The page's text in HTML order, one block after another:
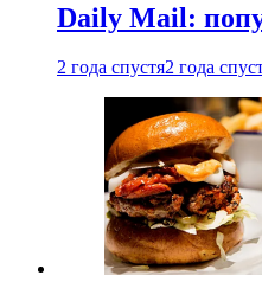
Daily Mail:
2 года спустя2 года